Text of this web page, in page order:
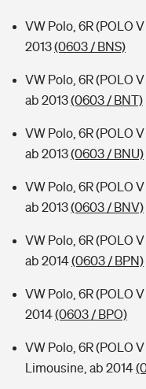
VW Polo, 6R (POLO
2013(0603 / BNS)
VW Polo, 6R (POLO
ab 2013(0603 / BNT)
VW Polo, 6R (POLO
ab 2013(0603 / BNU)
VW Polo, 6R (POLO
ab 2013(0603 / BNV)
VW Polo, 6R (POLO
ab 2014(0603 / BPN)
VW Polo, 6R (POLO
2014(0603 / BPO)
VW Polo, 6R (POLO V
Limousine, ab 2014